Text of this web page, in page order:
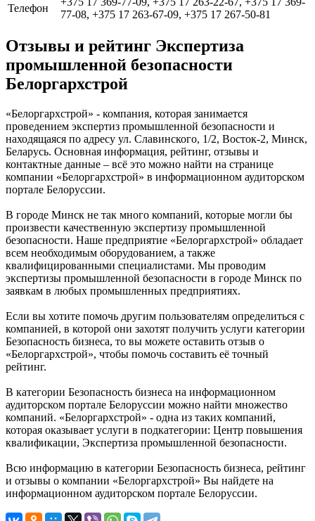
Телефон
77-08, +375 17 263-67-09, +375 17 267-50-81
Отзывы и рейтинг Экспертиза
промышленной безопасности
Белоргархстрой
«Белоргархстрой» - компания, которая занимается
проведением экспертиз промышленной безопасности и
находящаяся по адресу ул. Славинского, 1/2, Восток-2, Минск,
Беларусь. Основная информация, рейтинг, отзывы и
контактные данные – всё это можно найти на странице
компании «Белоргархстрой» в информационном аудиторском
портале Белоруссии.
В городе Минск не так много компаний, которые могли бы
произвести качественную экспертизу промышленной
безопасности. Наше предприятие «Белоргархстрой» обладает
всем необходимым оборудованием, а также
квалифицированными специалистами. Мы проводим
экспертизы промышленной безопасности в городе Минск по
заявкам в любых промышленных предприятиях.
Если вы хотите помочь другим пользователям определиться с
компанией, в которой они захотят получить услуги категории
Безопасность бизнеса, то вы можете оставить отзыв о
«Белоргархстрой», чтобы помочь составить её точный
рейтинг.
В категории Безопасность бизнеса на информационном
аудиторском портале Белоруссии можно найти множество
компаний. «Белоргархстрой» - одна из таких компаний,
которая оказывает услуги в подкатегории: Центр повышения
квалификации, Экспертиза промышленной безопасности.
Всю информацию в категории Безопасность бизнеса, рейтинг
и отзывы о компании «Белоргархстрой» Вы найдете на
информационном аудиторском портале Белоруссии.